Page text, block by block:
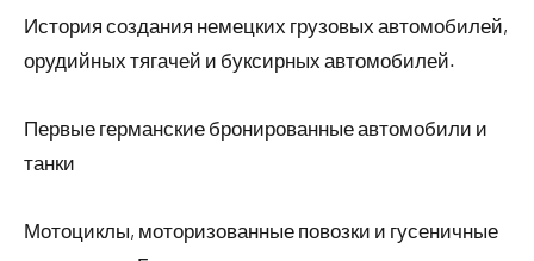
История создания немецких грузовых автомобилей,
орудийных тягачей и буксирных автомобилей.
Первые германские бронированные автомобили и
танки
Мотоциклы, моторизованные повозки и гусеничные